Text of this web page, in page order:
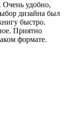
Очень удобно,
дизайна был
быстро.
Приятно
формате.